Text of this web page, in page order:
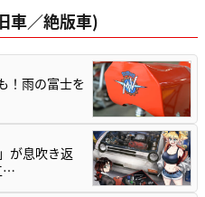
車／絶版車)
！雨の富士を
が息吹き返
…